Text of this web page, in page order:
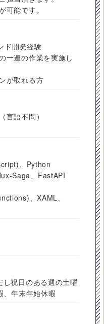
可能です。
ド開発経験
一連の作業を実施し
が取れる方
言語不問）
、Python
Saga、FastAPI
、XAML、
祝日のある週の土曜
、年末年始休暇